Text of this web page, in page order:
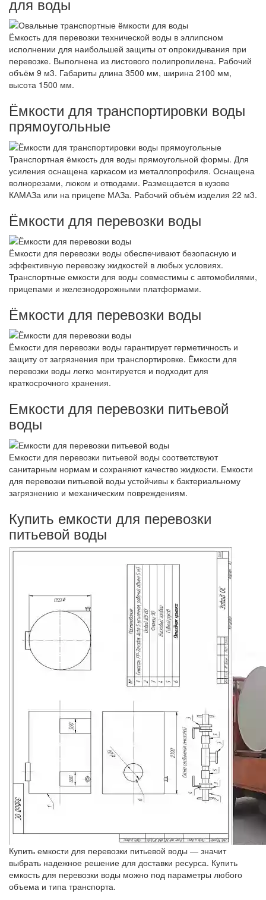
Ёмкость для перевозки технической воды в эллипсном
исполнении для наибольшей защиты от опрокидывания при
перевозке. Выполнена из листового полипропилена. Рабочий
объём 9 м3. Габариты длина 3500 мм, ширина 2100 мм,
высота 1500 мм.
Ёмкости для транспортировки воды
прямоугольные
Транспортная ёмкость для воды прямоугольной формы. Для
усиления оснащена каркасом из металлопрофиля. Оснащена
волнорезами, люком и отводами. Размещается в кузове
КАМАЗа или на прицепе МАЗа. Рабочий объём изделия 22 м3.
Ёмкости для перевозки воды
Ёмкости для перевозки воды обеспечивают безопасную и
эффективную перевозку жидкостей в любых условиях.
Транспортные емкости для воды совместимы с автомобилями,
прицепами и железнодорожными платформами.
Ёмкости для перевозки воды
Ёмкости для перевозки воды гарантирует герметичность и
защиту от загрязнения при транспортировке. Ёмкости для
перевозки воды легко монтируется и подходит для
краткосрочного хранения.
Емкости для перевозки питьевой
воды
Емкости для перевозки питьевой воды соответствуют
санитарным нормам и сохраняют качество жидкости. Емкости
для перевозки питьевой воды устойчивы к бактериальному
загрязнению и механическим повреждениям.
Купить емкости для перевозки
питьевой воды
Купить емкости для перевозки питьевой воды — значит
выбрать надежное решение для доставки ресурса. Купить
емкость для перевозки воды можно под параметры любого
объема и типа транспорта.